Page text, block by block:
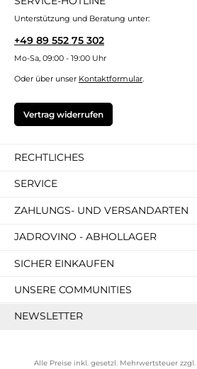
Unterstützung und Beratung unter:
+49 89 552 75 302
Mo-Sa, 09:00 - 19:00 Uhr
Oder über unser Kontaktformular.
Vertrag widerrufen
RECHTLICHES
SERVICE
ZAHLUNGS- UND VERSANDARTEN
JADROVINO - ABHOLLAGER
SICHER EINKAUFEN
UNSERE COMMUNITIES
NEWSLETTER
Alle Preise inkl. gesetzl. Mehrwertsteuer zzgl.